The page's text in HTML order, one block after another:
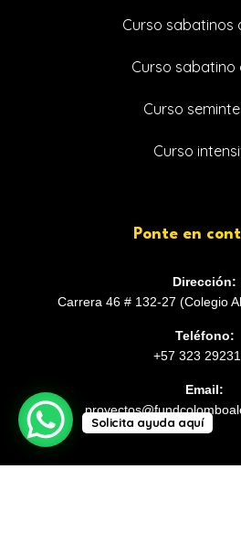
Curso sabatinos
Curso sabatino
Curso
Curso
Ponte en
Dirección:
Carrera 46 # 132-27 (Colegio
Teléfono:
+57 323
Email:
Solicita ayuda aquí